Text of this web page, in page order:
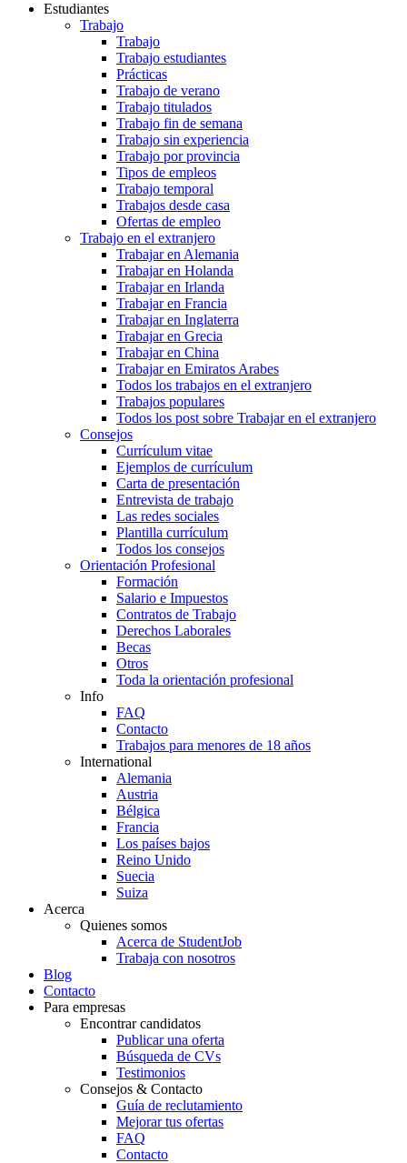
Estudiantes
Trabajo
Trabajo
Trabajo estudiantes
Prácticas
Trabajo de verano
Trabajo titulados
Trabajo fin de semana
Trabajo sin experiencia
Trabajo por provincia
Tipos de empleos
Trabajo temporal
Trabajos desde casa
Ofertas de empleo
Trabajo en el extranjero
Trabajar en Alemania
Trabajar en Holanda
Trabajar en Irlanda
Trabajar en Francia
Trabajar en Inglaterra
Trabajar en Grecia
Trabajar en China
Trabajar en Emiratos Arabes
Todos los trabajos en el extranjero
Trabajos populares
Todos los post sobre Trabajar en el extranjero
Consejos
Currículum vitae
Ejemplos de currículum
Carta de presentación
Entrevista de trabajo
Las redes sociales
Plantilla currículum
Todos los consejos
Orientación Profesional
Formación
Salario e Impuestos
Contratos de Trabajo
Derechos Laborales
Becas
Otros
Toda la orientación profesional
Info
FAQ
Contacto
Trabajos para menores de 18 años
International
Alemania
Austria
Bélgica
Francia
Los países bajos
Reino Unido
Suecia
Suiza
Acerca
Quienes somos
Acerca de StudentJob
Trabaja con nosotros
Blog
Contacto
Para empresas
Encontrar candidatos
Publicar una oferta
Búsqueda de CVs
Testimonios
Consejos & Contacto
Guía de reclutamiento
Mejorar tus ofertas
FAQ
Contacto